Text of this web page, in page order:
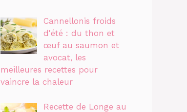
Cannellonis froids
d'été : du thon et
œuf au saumon et
avocat, les
meilleures recettes pour
vaincre la chaleur
Recette de Longe au